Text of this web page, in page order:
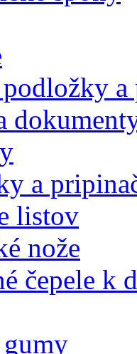
podložky
a
listov
nože
čepele k